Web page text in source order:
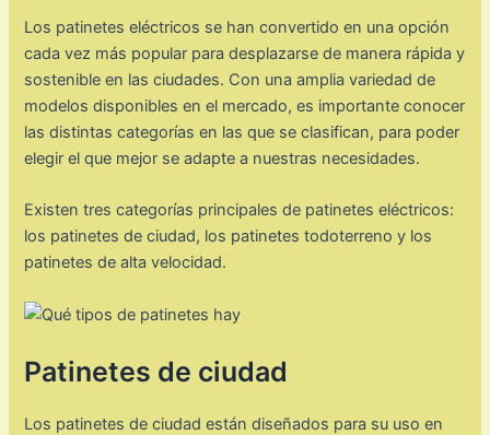
Los patinetes eléctricos se han convertido en una opción
cada vez más popular para desplazarse de manera rápida y
sostenible en las ciudades. Con una amplia variedad de
modelos disponibles en el mercado, es importante conocer
las distintas categorías en las que se clasifican, para poder
elegir el que mejor se adapte a nuestras necesidades.
Existen tres categorías principales de patinetes eléctricos:
los patinetes de ciudad, los patinetes todoterreno y los
patinetes de alta velocidad.
Patinetes de ciudad
Los patinetes de ciudad están diseñados para su uso en